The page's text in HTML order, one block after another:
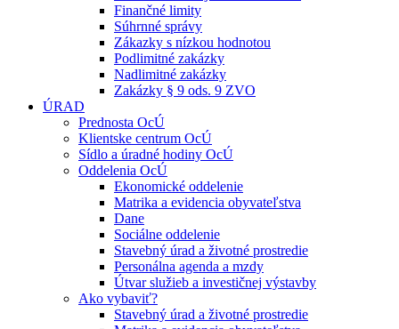
Finančné limity
Súhrnné správy
Zákazky s nízkou hodnotou
Podlimitné zakázky
Nadlimitné zakázky
Zakázky § 9 ods. 9 ZVO
ÚRAD
Prednosta OcÚ
Klientske centrum OcÚ
Sídlo a úradné hodiny OcÚ
Oddelenia OcÚ
Ekonomické oddelenie
Matrika a evidencia obyvateľstva
Dane
Sociálne oddelenie
Stavebný úrad a životné prostredie
Personálna agenda a mzdy
Útvar služieb a investičnej výstavby
Ako vybaviť?
Stavebný úrad a životné prostredie